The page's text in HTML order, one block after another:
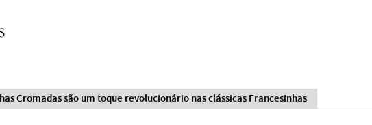
Cromadas são um toque revolucionário nas clássicas Francesinhas